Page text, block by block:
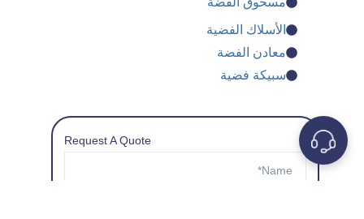
الأسلاك الفضية
معادن الفضة
سبيكة فضية
Request A Quote